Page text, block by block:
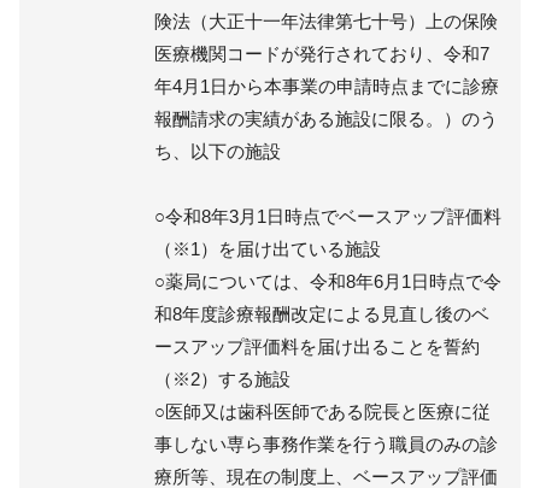
険法（大正十一年法律第七十号）上の保険
医療機関コードが発行されており、令和7
年4月1日から本事業の申請時点までに診療
報酬請求の実績がある施設に限る。）のう
ち、以下の施設
○令和8年3月1日時点でベースアップ評価料
（※1）を届け出ている施設
○薬局については、令和8年6月1日時点で令
和8年度診療報酬改定による見直し後のベ
ースアップ評価料を届け出ることを誓約
（※2）する施設
○医師又は歯科医師である院長と医療に従
事しない専ら事務作業を行う職員のみの診
療所等、現在の制度上、ベースアップ評価